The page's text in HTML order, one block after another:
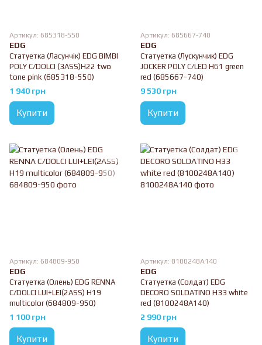
Артикул: 685318-550
EDG
Статуетка (Ласунчік) EDG BIMBI
POLY C/DOLCI (3ASS)H22 two
tone pink (685318-550)
1 940 грн
Купити
Артикул: 685667-740
EDG
Статуетка (Лускунчик) EDG
JOCKER POLY C/LED H61 green
red (685667-740)
9 530 грн
Купити
Артикул: 684809-950
EDG
Статуетка (Олень) EDG RENNA
C/DOLCI LUI+LEI(2ASS) H19
multicolor (684809-950)
1 100 грн
Купити
Артикул: 8100248A140
EDG
Статуетка (Солдат) EDG
DECORO SOLDATINO H33 white
red (8100248A140)
2 990 грн
Купити